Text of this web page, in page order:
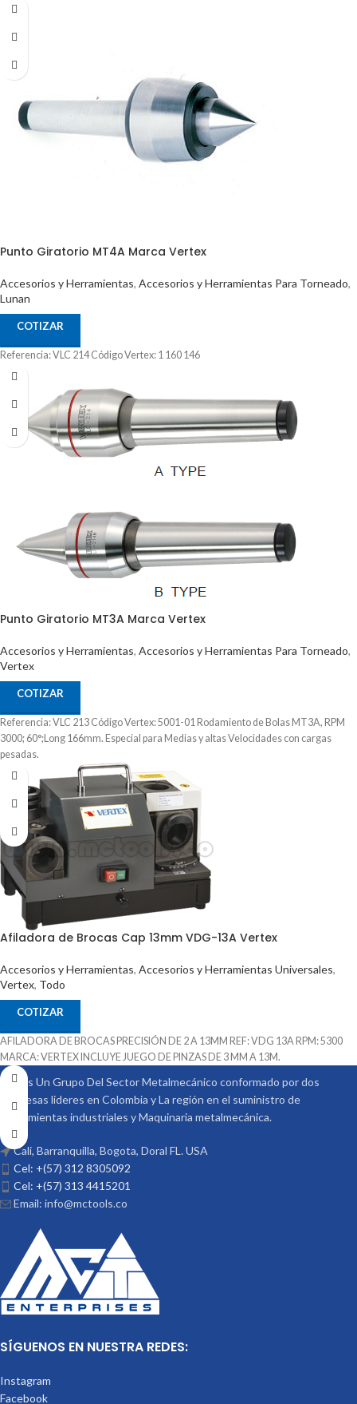
Punto Giratorio MT4A Marca Vertex
Accesorios y Herramientas, Accesorios y Herramientas Para Torneado,
Lunan
COTIZAR
Referencia: VLC 214 Código Vertex: 1 160 146
Punto Giratorio MT3A Marca Vertex
Accesorios y Herramientas, Accesorios y Herramientas Para Torneado,
Vertex
COTIZAR
Referencia: VLC 213 Código Vertex: 5001-01 Rodamiento de Bolas MT3A, RPM
3000; 60°;Long 166mm. Especial para Medias y altas Velocidades con cargas
pesadas.
Afiladora de Brocas Cap 13mm VDG-13A Vertex
Accesorios y Herramientas, Accesorios y Herramientas Universales,
Vertex, Todo
COTIZAR
AFILADORA DE BROCAS PRECISIÓN DE 2 A 13MM REF: VDG 13A RPM: 5300
MARCA: VERTEX INCLUYE JUEGO DE PINZAS DE 3 MM A 13M.
Somos Un Grupo Del Sector Metalmecánico conformado por dos
empresas lideres en Colombia y La región en el suministro de
Herramientas industriales y Maquinaria metalmecánica.
Cali, Barranquilla, Bogota, Doral FL. USA
Cel: +(57) 312 8305092
Cel: +(57) 313 4415201
Email: info@mctools.co
SÍGUENOS EN NUESTRA REDES:
Instagram
Facebook